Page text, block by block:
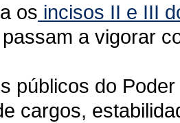
os incisos II e III
a vigorar
públicos do
cargos,